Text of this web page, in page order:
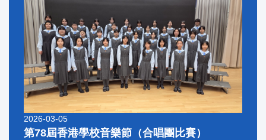
2026-03-05
第78屆香港學校音樂節（合唱團比賽）